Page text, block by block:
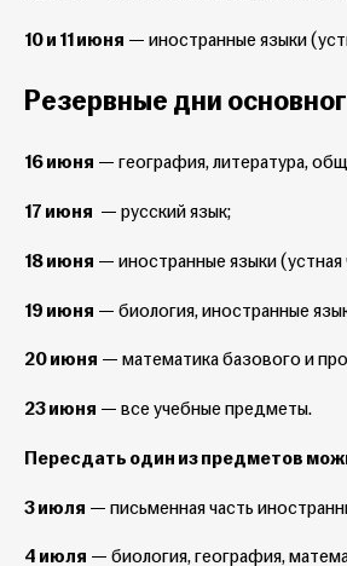
10 и 11 июня — иностранные языки
Резервные дни
16 июня — география, литература,
17 июня — русский язык;
18 июня — иностранные языки (устная
19 июня — биология, иностранные
20 июня — математика базового и
23 июня — все учебные предметы.
Пересдать один из предметов
3 июля — письменная часть
4 июля — биология, география,